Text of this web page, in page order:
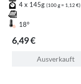
4 x 145g (100 g = 1,12 €)
18°
6,49 €
Ausverkauft